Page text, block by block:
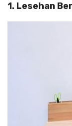
1. Lesehan